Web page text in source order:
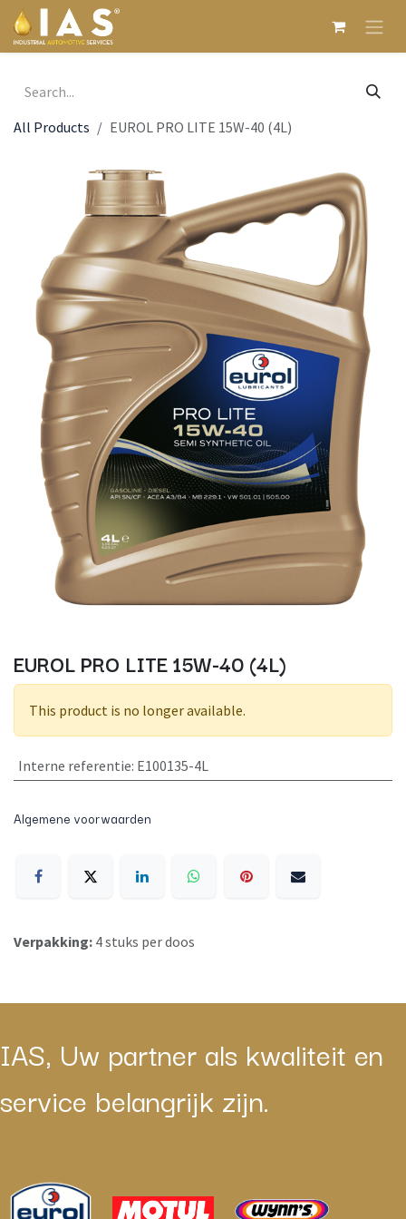
Skip to Content
All Products EUROL PRO LITE 15W-40 (4L)
EUROL PRO LITE 15W-40 (4L)
This product is no longer available.
Interne referentie: E100135-4L
Algemene voorwaarden
Verpakking: 4 stuks per doos
IAS, Uw partner als kwaliteit en
service belangrijk zijn.